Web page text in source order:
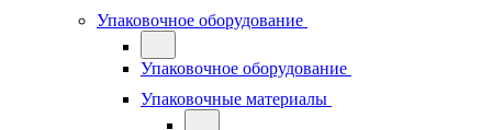
Упаковочное оборудование
Упаковочное оборудование
Упаковочные материалы